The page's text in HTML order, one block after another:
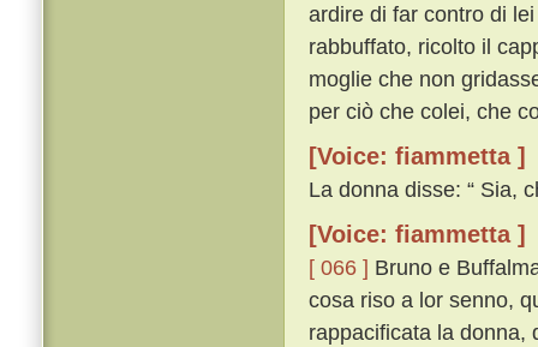
ardire di far contro di
rabbuffato, ricolto il
moglie che non
per ciò che colei, che
[Voice: fiammetta ]
La donna disse: “ Sia,
[Voice: fiammetta ]
[ 066 ] Bruno e
cosa riso a lor senno,
rappacificata la donna,